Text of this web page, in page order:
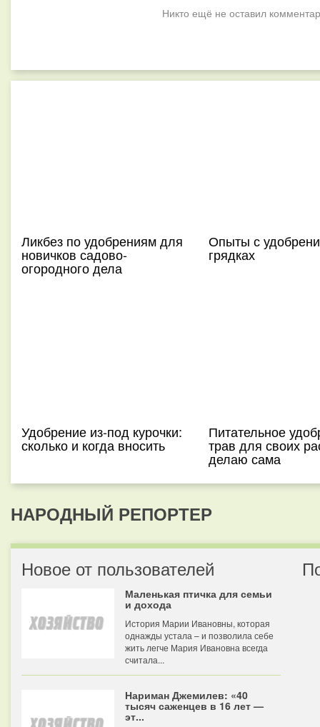
Никто ещё не оставил
Ликбез по удобрениям для
новичков садово-
огородного дела
Опыты с
грядках
Удобрение из-под курочки:
сколько и когда вносить
Питательное
трав для своих
делаю сама
НАРОДНЫЙ РЕПОРТЕР
Новое от пользователей
Маленькая птичка для семьи
и дохода
История Марии Ивановны, которая
однажды устала – и позволила себе
жить легче Мария Ивановна всегда
считала...
Нариман Джемилев: «40
тысяч саженцев в 16 лет —
эт...